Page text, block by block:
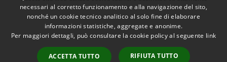
Accessibilità
Copyright © 2026 • Comune di
Castellana Grotte • Powered
byMunicipium
Accesso
necessari al corretto funzionamento e alla navigazione del sito,
nonché un cookie tecnico analitico al solo fine di elaborare
informazioni statistiche, aggregate e anonime.
Per maggiori dettagli, può consultare la cookie policy al seguente link
ACCETTA TUTTO RIFIUTA TUTTO